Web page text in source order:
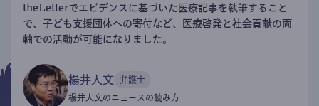
theLetterでエビデンスに基づいた医療記事を執筆すること
で、子ども支援団体への寄付など、医療啓発と社会貢献の両
軸での活動が可能になりました。
楊井人文 弁護士
楊井人文のニュースの読み方